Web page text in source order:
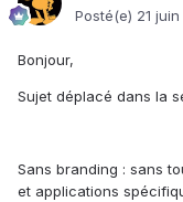
Posté(e) 21
Bonjour,
Sujet déplacé dans la
Sans branding : sans
et applications